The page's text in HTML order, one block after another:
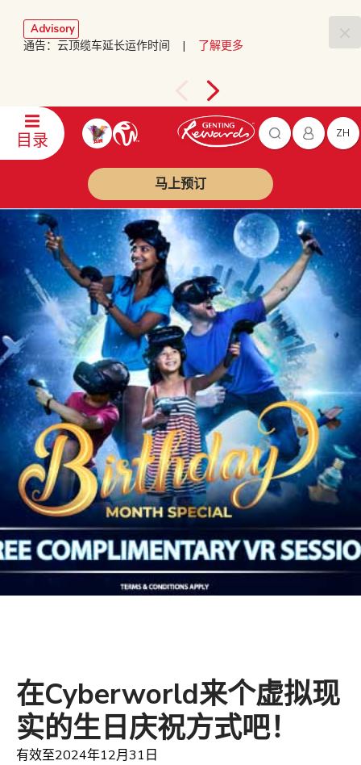
Advisory
通告：云顶缆车延长运作时间 | 了解更多
目录 ZH
马上预订
在Cyberworld来个虚拟现
实的生日庆祝方式吧！
有效至2024年12月31日